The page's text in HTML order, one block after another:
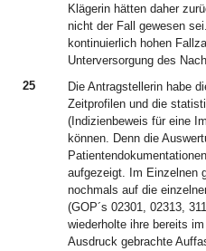
Klägerin hätten daher
nicht der Fall gewesen
kontinuierlich hohen
Unterversorgung des
25
Die Antragstellerin habe
Zeitprofilen und die
(Indizienbeweis für eine
können. Denn die
aufgezeigt. Im Einzelnen
nochmals auf die
(GOP´s 02301, 02313,
wiederholte ihre bereits
Ausdruck gebrachte